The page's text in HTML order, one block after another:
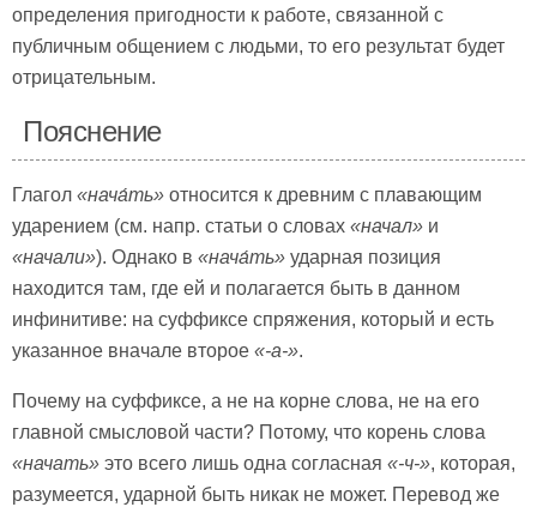
определения пригодности к работе, связанной с
публичным общением с людьми, то его результат будет
отрицательным.
Пояснение
Глагол «нача́ть» относится к древним с плавающим
ударением (см. напр. статьи о словах «начал» и
«начали»). Однако в «нача́ть» ударная позиция
находится там, где ей и полагается быть в данном
инфинитиве: на суффиксе спряжения, который и есть
указанное вначале второе «-а-».
Почему на суффиксе, а не на корне слова, не на его
главной смысловой части? Потому, что корень слова
«начать» это всего лишь одна согласная «-ч-», которая,
разумеется, ударной быть никак не может. Перевод же